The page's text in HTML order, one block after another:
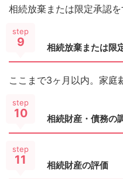
相続放棄または限定承認
step
9 相続放棄または限
ここまで3ヶ月以内。家庭
step
10 相続財産・債務の
step
11 相続財産の評価